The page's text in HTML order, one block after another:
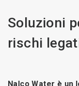
Soluzioni
rischi
Nalco Water è un